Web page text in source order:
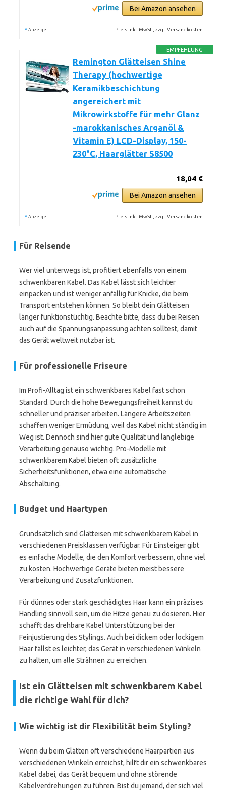
Bei Amazon ansehen
* Anzeige Preis inkl. MwSt., zzgl. Versandkosten
EMPFEHLUNG
Remington Glätteisen Shine
Therapy (hochwertige
Keramikbeschichtung
angereichert mit
Mikrowirkstoffe für mehr Glanz
-marokkanisches Arganöl &
Vitamin E) LCD-Display, 150-
230°C, Haarglätter S8500
18,04 €
Bei Amazon ansehen
* Anzeige Preis inkl. MwSt., zzgl. Versandkosten
Für Reisende
Wer viel unterwegs ist, profitiert ebenfalls von einem
schwenkbaren Kabel. Das Kabel lässt sich leichter
einpacken und ist weniger anfällig für Knicke, die beim
Transport entstehen können. So bleibt dein Glätteisen
länger funktionstüchtig. Beachte bitte, dass du bei Reisen
auch auf die Spannungsanpassung achten solltest, damit
das Gerät weltweit nutzbar ist.
Für professionelle Friseure
Im Profi-Alltag ist ein schwenkbares Kabel fast schon
Standard. Durch die hohe Bewegungsfreiheit kannst du
schneller und präziser arbeiten. Längere Arbeitszeiten
schaffen weniger Ermüdung, weil das Kabel nicht ständig im
Weg ist. Dennoch sind hier gute Qualität und langlebige
Verarbeitung genauso wichtig. Pro-Modelle mit
schwenkbarem Kabel bieten oft zusätzliche
Sicherheitsfunktionen, etwa eine automatische
Abschaltung.
Budget und Haartypen
Grundsätzlich sind Glätteisen mit schwenkbarem Kabel in
verschiedenen Preisklassen verfügbar. Für Einsteiger gibt
es einfache Modelle, die den Komfort verbessern, ohne viel
zu kosten. Hochwertige Geräte bieten meist bessere
Verarbeitung und Zusatzfunktionen.
Für dünnes oder stark geschädigtes Haar kann ein präzises
Handling sinnvoll sein, um die Hitze genau zu dosieren. Hier
schafft das drehbare Kabel Unterstützung bei der
Feinjustierung des Stylings. Auch bei dickem oder lockigem
Haar fällst es leichter, das Gerät in verschiedenen Winkeln
zu halten, um alle Strähnen zu erreichen.
Ist ein Glätteisen mit schwenkbarem Kabel
die richtige Wahl für dich?
Wie wichtig ist dir Flexibilität beim Styling?
Wenn du beim Glätten oft verschiedene Haarpartien aus
verschiedenen Winkeln erreichst, hilft dir ein schwenkbares
Kabel dabei, das Gerät bequem und ohne störende
Kabelverdrehungen zu führen. Bist du jemand, der sich viel